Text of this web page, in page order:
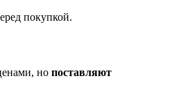
покупкой.
но поставляют